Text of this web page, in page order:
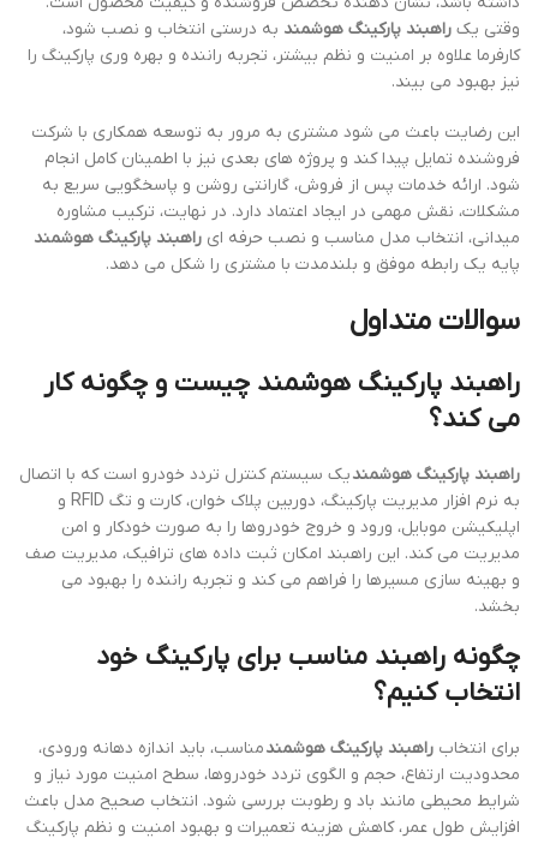
وقتی یک راهبند پارکینگ هوشمند به درستی انتخاب و نصب شود،
کارفرما علاوه بر امنیت و نظم بیشتر، تجربه راننده و بهره وری پارکینگ را
نیز بهبود می بیند.
این رضایت باعث می شود مشتری به مرور به توسعه همکاری با شرکت
فروشنده تمایل پیدا کند و پروژه های بعدی نیز با اطمینان کامل انجام
شود. ارائه خدمات پس از فروش، گارانتی روشن و پاسخگویی سریع به
مشکلات، نقش مهمی در ایجاد اعتماد دارد. در نهایت، ترکیب مشاوره
میدانی، انتخاب مدل مناسب و نصب حرفه ای راهبند پارکینگ هوشمند
پایه یک رابطه موفق و بلندمدت با مشتری را شکل می دهد.
سوالات متداول
راهبند پارکینگ هوشمند چیست و چگونه کار
می کند؟
راهبند پارکینگ هوشمندیک سیستم کنترل تردد خودرو است که با اتصال
به نرم افزار مدیریت پارکینگ، دوربین پلاک خوان، کارت و تگ RFID و
اپلیکیشن موبایل، ورود و خروج خودروها را به صورت خودکار و امن
مدیریت می کند. این راهبند امکان ثبت داده های ترافیک، مدیریت صف
و بهینه سازی مسیرها را فراهم می کند و تجربه راننده را بهبود می
بخشد.
چگونه راهبند مناسب برای پارکینگ خود
انتخاب کنیم؟
برای انتخاب راهبند پارکینگ هوشمندمناسب، باید اندازه دهانه ورودی،
محدودیت ارتفاع، حجم و الگوی تردد خودروها، سطح امنیت مورد نیاز و
شرایط محیطی مانند باد و رطوبت بررسی شود. انتخاب صحیح مدل باعث
افزایش طول عمر، کاهش هزینه تعمیرات و بهبود امنیت و نظم پارکینگ